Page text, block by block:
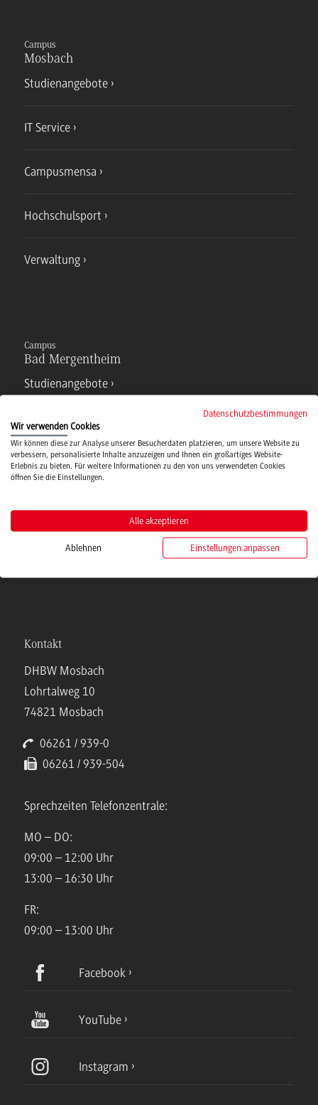
Campus
Mosbach
Studienangebote
IT Service
Campusmensa
Hochschulsport
Verwaltung
Campus
Bad Mergentheim
Studienangebote
IT Service
Campusmensa
Kontakt
DHBW Mosbach
Lohrtalweg 10
74821 Mosbach
06261 / 939-0
06261 / 939-504
Sprechzeiten Telefonzentrale:
MO – DO:
09:00 – 12:00 Uhr
13:00 – 16:30 Uhr
FR:
09:00 – 13:00 Uhr
Facebook
YouTube
Instagram
Datenschutzbestimmungen
Wir verwenden Cookies
Wir können diese zur Analyse unserer Besucherdaten platzieren, um unsere Website zu
verbessern, personalisierte Inhalte anzuzeigen und Ihnen ein großartiges Website-
Erlebnis zu bieten. Für weitere Informationen zu den von uns verwendeten Cookies
öffnen Sie die Einstellungen.
Alle akzeptieren
Ablehnen Einstellungen anpassen